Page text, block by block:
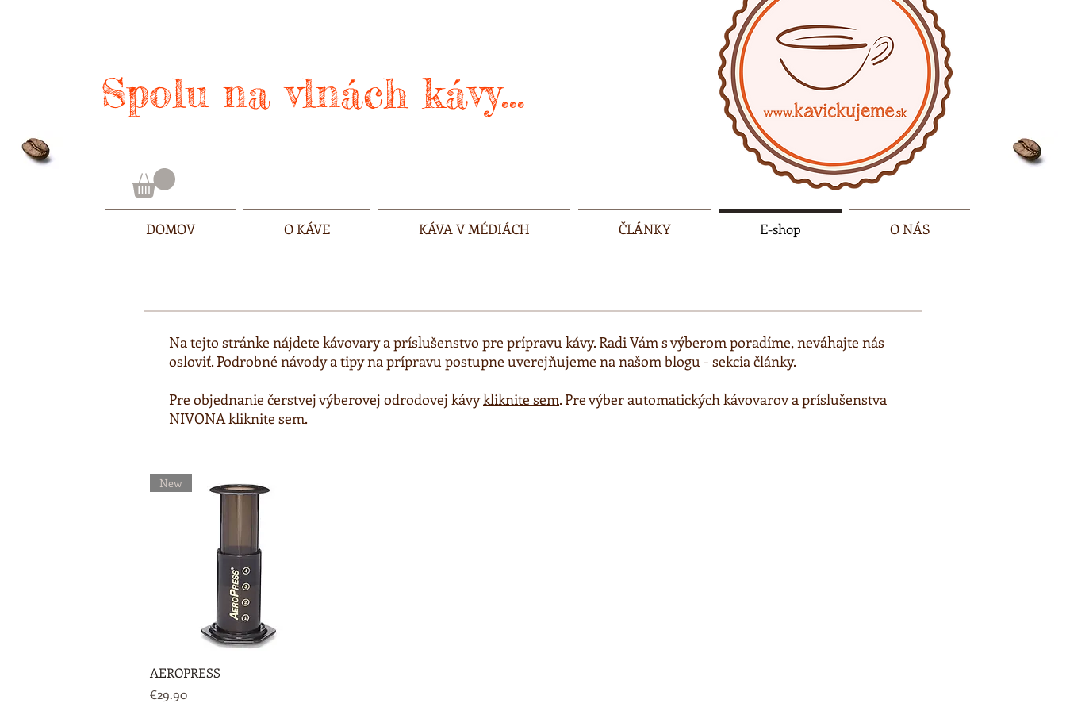
DOMOV O KÁVE KÁVA V MÉDIÁCH ČLÁNKY E-shop O NÁS
Spolu na vlnách kávy...
Na tejto stránke nájdete kávovary a príslušenstvo pre prípravu kávy. Radi Vám s výberom poradíme, neváhajte nás
osloviť. Podrobné návody a tipy na prípravu postupne uverejňujeme na našom blogu - sekcia články.
Pre objednanie čerstvej výberovej odrodovej kávykliknite sem. Pre výber automatických kávovarov a príslušenstva
NIVONAkliknite sem.
Rychlý náhled
New
AEROPRESS
Cena
€29.90